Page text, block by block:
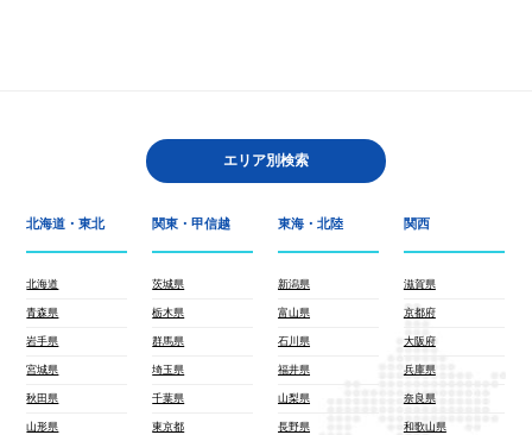
エリア別検索
北海道・東北
北海道
青森県
岩手県
宮城県
秋田県
山形県
関東・甲信越
茨城県
栃木県
群馬県
埼玉県
千葉県
東京都
東海・北陸
新潟県
富山県
石川県
福井県
山梨県
長野県
関西
滋賀県
京都府
大阪府
兵庫県
奈良県
和歌山県